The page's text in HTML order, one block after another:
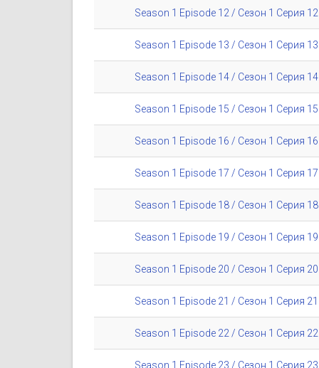
Season 1 Episode 12 / Сезон 1 Серия 12
Season 1 Episode 13 / Сезон 1 Серия 13
Season 1 Episode 14 / Сезон 1 Серия 14
Season 1 Episode 15 / Сезон 1 Серия 15
Season 1 Episode 16 / Сезон 1 Серия 16
Season 1 Episode 17 / Сезон 1 Серия 17
Season 1 Episode 18 / Сезон 1 Серия 18
Season 1 Episode 19 / Сезон 1 Серия 19
Season 1 Episode 20 / Сезон 1 Серия 20
Season 1 Episode 21 / Сезон 1 Серия 21
Season 1 Episode 22 / Сезон 1 Серия 22
Season 1 Episode 23 / Сезон 1 Серия 23